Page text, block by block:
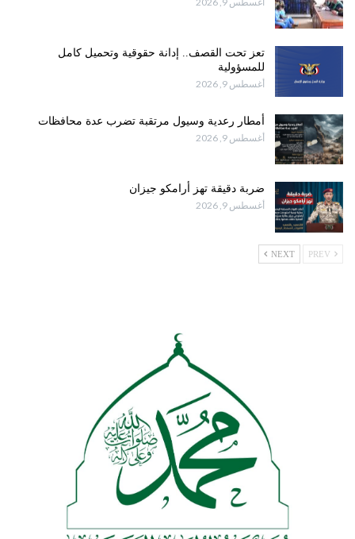
تعز تحت القصف.. إدانة حقوقية وتحميل كامل
للمسؤولية
أغسطس 9, 2026
أمطار رعدية وسيول مرتقبة تضرب عدة محافظات
أغسطس 9, 2026
ضربة دقيقة تهز أرامكو جيزان
أغسطس 9, 2026
NEXT